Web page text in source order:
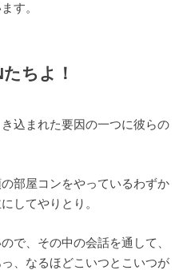
す。
ちよ！
込まれた要因の一つに彼らの
部屋コンをやっているわずか
してやりとり。
で、その中の会話を通して、
、なるほどこいつとこいつが